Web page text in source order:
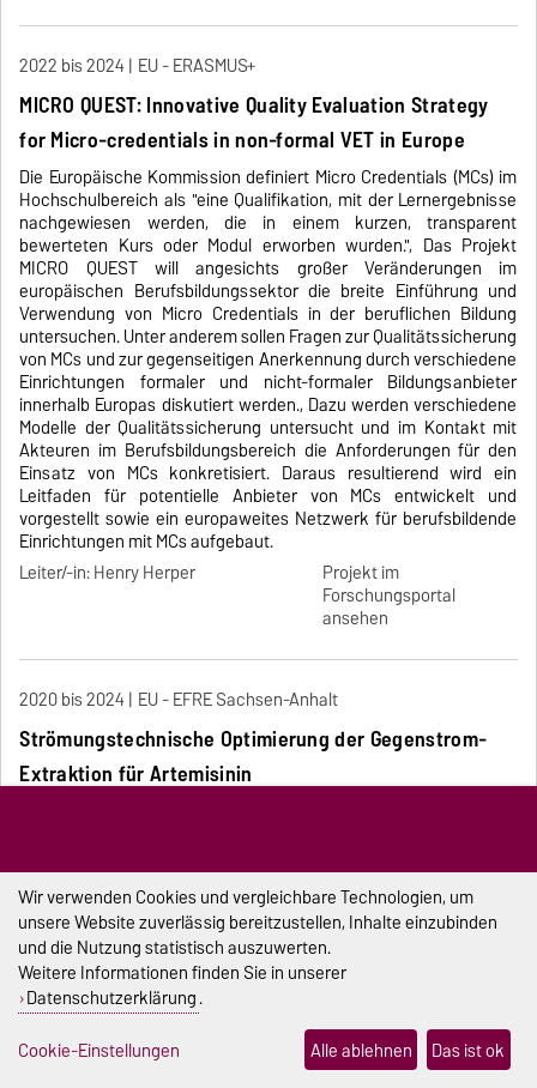
2022 bis 2024 EU - ERASMUS+
MICRO QUEST: Innovative Quality Evaluation Strategy
for Micro-credentials in non-formal VET in Europe
Die Europäische Kommission definiert Micro Credentials (MCs) im
Hochschulbereich als "eine Qualifikation, mit der Lernergebnisse
nachgewiesen werden, die in einem kurzen, transparent
bewerteten Kurs oder Modul erworben wurden.", Das Projekt
MICRO QUEST will angesichts großer Veränderungen im
europäischen Berufsbildungssektor die breite Einführung und
Verwendung von Micro Credentials in der beruflichen Bildung
untersuchen. Unter anderem sollen Fragen zur Qualitätssicherung
von MCs und zur gegenseitigen Anerkennung durch verschiedene
Einrichtungen formaler und nicht-formaler Bildungsanbieter
innerhalb Europas diskutiert werden., Dazu werden verschiedene
Modelle der Qualitätssicherung untersucht und im Kontakt mit
Akteuren im Berufsbildungsbereich die Anforderungen für den
Einsatz von MCs konkretisiert. Daraus resultierend wird ein
Leitfaden für potentielle Anbieter von MCs entwickelt und
vorgestellt sowie ein europaweites Netzwerk für berufsbildende
Einrichtungen mit MCs aufgebaut.
Leiter/-in: Henry Herper
Projekt im
Forschungsportal
ansehen
2020 bis 2024 EU - EFRE Sachsen-Anhalt
Strömungstechnische Optimierung der Gegenstrom-
Extraktion für Artemisinin
Malaria höchst wertvoll. Die Verweilzeiten (RTD: Residence Time
Distribution) der Fest- und der Flüssiggase im Reaktor sind
essentiell, um den Prozess zu verstehen und die Effizienz der
Abtrennung zu steigern. Die Arbeit beinhaltet sowohl numerische
wie auch experimentelle Untersuchungen zur Bestimmung der
RTD, auf Basis der Computational Fluid Dynamics (CFD) einerseits,
mit einem optisch durchsichtigen Reaktor auf der anderen Seite.
Leiter/-in: Dominique Thévenin
Projekt im
Forschungsportal
Wir verwenden Cookies und vergleichbare Technologien, um
unsere Website zuverlässig bereitzustellen, Inhalte einzubinden
und die Nutzung statistisch auszuwerten.
Weitere Informationen finden Sie in unserer
Datenschutzerklärung.
Cookie-Einstellungen
Alle ablehnen Das ist ok